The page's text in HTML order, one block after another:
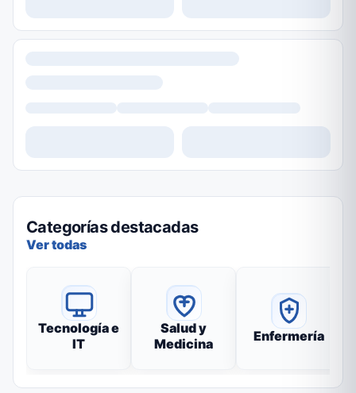
Categorías destacadas
Ver todas
Tecnología e
IT
Salud y
Medicina
Enfermería